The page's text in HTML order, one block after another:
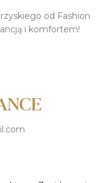
od Fashion
i komfortem!